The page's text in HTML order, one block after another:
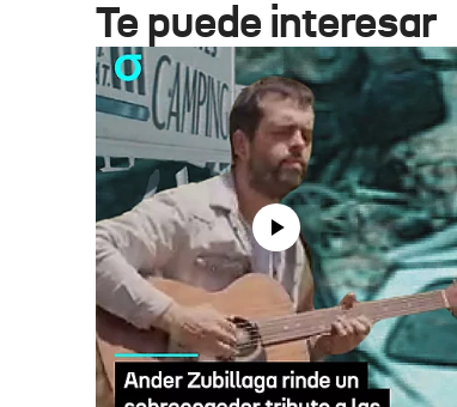
Te puede interesar